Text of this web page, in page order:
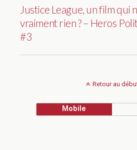
Justice League, un film qui
vraiment rien ? – Heros
#3
Retour au
Mobile